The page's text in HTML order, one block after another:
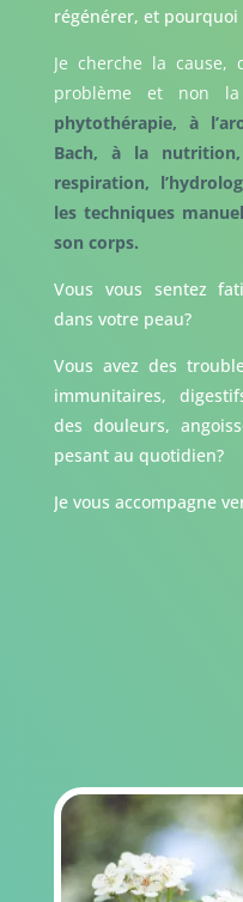
régénérer, et pourquoi
Je cherche la
problème et non la
phytothérapie, à
Bach, à la
respiration,
les techniques
son corps.
Vous vous sentez
dans votre peau?
Vous avez des
immunitaires,
des douleurs,
pesant au quotidien?
Je vous accompagne